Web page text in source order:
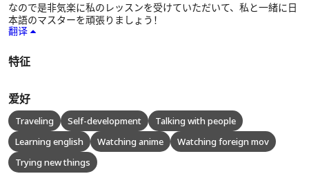
なので是非気楽に私のレッスンを受けていただいて、私と一緒に日
本語のマスターを頑張りましょう！
翻译
特征
爱好
Traveling Self-development
Talking with people
Learning english
Watching anime
Watching foreign mov
Trying new things